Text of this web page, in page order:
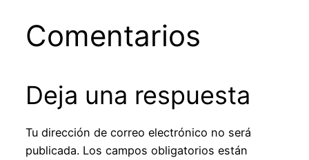
Comentarios
Deja una respuesta
Tu dirección de correo electrónico no será
publicada. Los campos obligatorios están